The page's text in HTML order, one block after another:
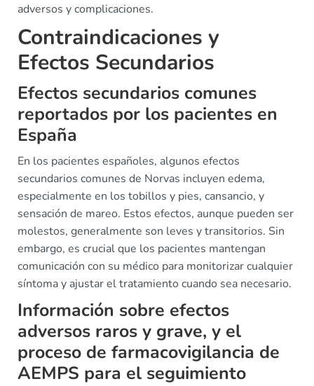
adversos y complicaciones.
Contraindicaciones y
Efectos Secundarios
Efectos secundarios comunes
reportados por los pacientes en
España
En los pacientes españoles, algunos efectos
secundarios comunes de Norvas incluyen edema,
especialmente en los tobillos y pies, cansancio, y
sensación de mareo. Estos efectos, aunque pueden ser
molestos, generalmente son leves y transitorios. Sin
embargo, es crucial que los pacientes mantengan
comunicación con su médico para monitorizar cualquier
síntoma y ajustar el tratamiento cuando sea necesario.
Información sobre efectos
adversos raros y grave, y el
proceso de farmacovigilancia de
AEMPS para el seguimiento